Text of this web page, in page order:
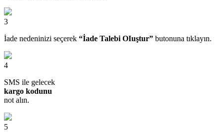
3
İade nedeninizi seçerek “İade Talebi OIuştur” butonuna tıklayın.
4
SMS ile gelecek
kargo kodunu
not alın.
5